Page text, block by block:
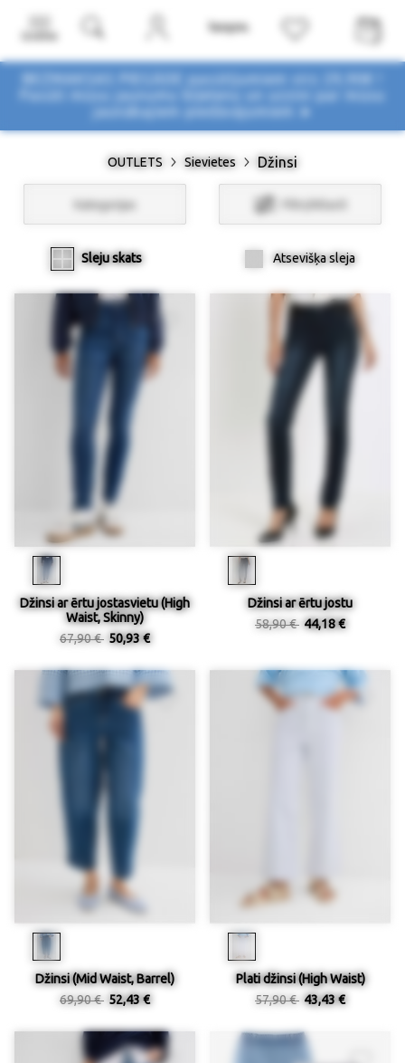
BEZMAKSAS PIEGĀDE pasūtījumiem virs 29,90€ !
Pasūti mūsu jaunumu biļetenu un uzzini par mūsu
OUTLETS Sievietes Džinsi
Kategorijas Filtri/Atlasīt
Sleju skats Atsevišķa sleja
Džinsi ar ērtu jostasvietu (High
Waist, Skinny)
67,90 € 50,93 €
Džinsi ar ērtu jostu
58,90 € 44,18 €
Džinsi (Mid Waist, Barrel)
69,90 € 52,43 €
Plati džinsi (High Waist)
57,90 € 43,43 €